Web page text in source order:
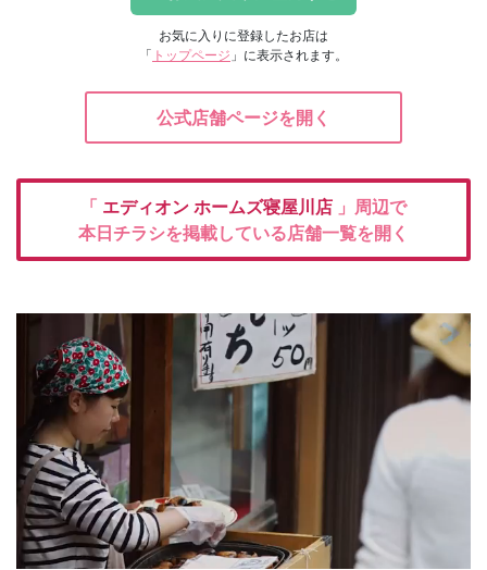
お気に入りに登録したお店は
「 トップページ 」に表示されます。
公式店舗ページを開く
「 エディオン ホームズ寝屋川店 」周辺で
本日チラシを掲載している店舗一覧を開く